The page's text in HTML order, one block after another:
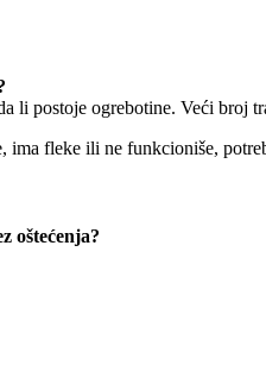
li postoje ogrebotine. Veći broj
fleke ili ne funkcioniše,
oštećenja?